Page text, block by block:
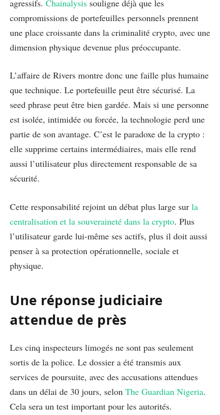
agressifs. Chainalysis souligne déjà que les
compromissions de portefeuilles personnels prennent
une place croissante dans la criminalité crypto, avec une
dimension physique devenue plus préoccupante.
L’affaire de Rivers montre donc une faille plus humaine
que technique. Le portefeuille peut être sécurisé. La
seed phrase peut être bien gardée. Mais si une personne
est isolée, intimidée ou forcée, la technologie perd une
partie de son avantage. C’est le paradoxe de la crypto :
elle supprime certains intermédiaires, mais elle rend
aussi l’utilisateur plus directement responsable de sa
sécurité.
Cette responsabilité rejoint un débat plus large sur la
centralisation et la souveraineté dans la crypto. Plus
l’utilisateur garde lui-même ses actifs, plus il doit aussi
penser à sa protection opérationnelle, sociale et
physique.
Une réponse judiciaire
attendue de près
Les cinq inspecteurs limogés ne sont pas seulement
sortis de la police. Le dossier a été transmis aux
services de poursuite, avec des accusations attendues
dans un délai de 30 jours, selon The Guardian Nigeria.
Cela sera un test important pour les autorités.